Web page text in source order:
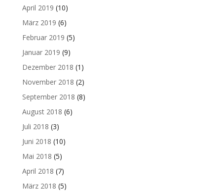
April 2019 (10)
März 2019 (6)
Februar 2019 (5)
Januar 2019 (9)
Dezember 2018 (1)
November 2018 (2)
September 2018 (8)
August 2018 (6)
Juli 2018 (3)
Juni 2018 (10)
Mai 2018 (5)
April 2018 (7)
März 2018 (5)